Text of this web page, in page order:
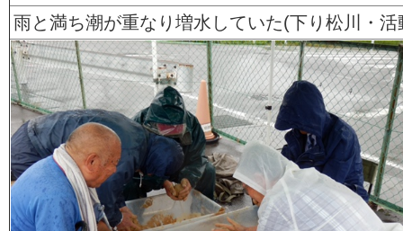
雨と満ち潮が重なり増水していた(下り松川・活